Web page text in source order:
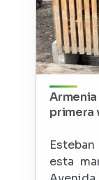
primera
esta